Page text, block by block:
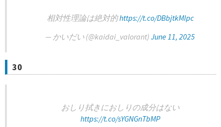
相対性理論は絶対的https://t.co/DBbjtkMIpc
— かいだい (@kaidai_valorant) June 11, 2025
30
おしり拭きにおしりの成分はない
https://t.co/sYGNGnTbMP